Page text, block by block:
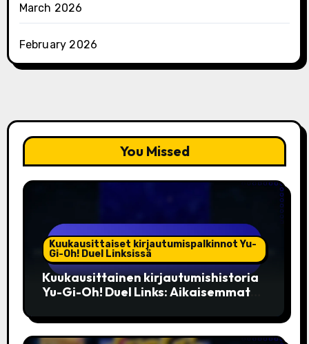
March 2026
February 2026
You Missed
Kuukausittaiset kirjautumispalkinnot Yu-
Gi-Oh! Duel Linksissä
Kuukausittainen kirjautumishistoria
Yu-Gi-Oh! Duel Links: Aikaisemmat
Yhteisön vaikutus